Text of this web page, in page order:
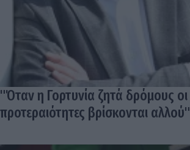
"Όταν η Γορτυνία ζητά δρόμους οι
προτεραιότητες βρίσκονται αλλού"